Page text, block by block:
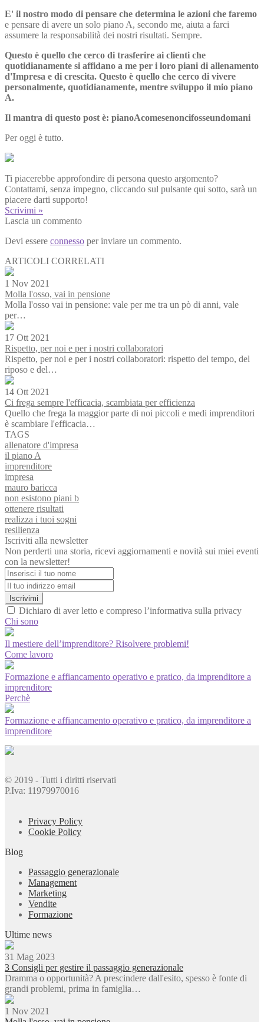
E' il nostro modo di pensare che determina le azioni che faremo
e pensare di avere un solo piano A, secondo me, aiuta a farci
assumere la responsabilità dei nostri risultati. Sempre.
Questo è quello che cerco di trasferire ai clienti che
quotidianamente si affidano a me per i loro piani di allenamento
d'Impresa e di crescita. Questo è quello che cerco di vivere
personalmente, quotidianamente, mentre sviluppo il mio piano
A.
Il mantra di questo post è: pianoAcomesenoncifosseundomani
Per oggi è tutto.
Ti piacerebbe approfondire di persona questo argomento?
Contattami, senza impegno, cliccando sul pulsante qui sotto, sarà un
piacere darti supporto!
Scrivimi »
Lascia un commento
Devi essere connesso per inviare un commento.
ARTICOLI CORRELATI
1 Nov 2021
Molla l'osso, vai in pensione
Molla l'osso vai in pensione: vale per me tra un pò di anni, vale
per…
17 Ott 2021
Rispetto, per noi e per i nostri collaboratori
Rispetto, per noi e per i nostri collaboratori: rispetto del tempo, del
riposo e del…
14 Ott 2021
Ci frega sempre l'efficacia, scambiata per efficienza
Quello che frega la maggior parte di noi piccoli e medi imprenditori
è scambiare l'efficacia…
TAGS
allenatore d'impresa
il piano A
imprenditore
impresa
mauro baricca
non esistono piani b
ottenere risultati
realizza i tuoi sogni
resilienza
Iscriviti alla newsletter
Non perderti una storia, ricevi aggiornamenti e novità sui miei eventi
con la newsletter!
Iscrivimi
Dichiaro di aver letto e compreso l’informativa sulla privacy
Chi sono
Il mestiere dell’imprenditore? Risolvere problemi!
Come lavoro
Formazione e affiancamento operativo e pratico, da imprenditore a
imprenditore
Perchè
Formazione e affiancamento operativo e pratico, da imprenditore a
imprenditore
© 2019 - Tutti i diritti riservati
P.Iva: 11979970016
Privacy Policy
Cookie Policy
Blog
Passaggio generazionale
Management
Marketing
Vendite
Formazione
Ultime news
31 Mag 2023
3 Consigli per gestire il passaggio generazionale
Dramma o opportunità? A prescindere dall'esito, spesso è fonte di
grandi problemi, prima in famiglia…
1 Nov 2021